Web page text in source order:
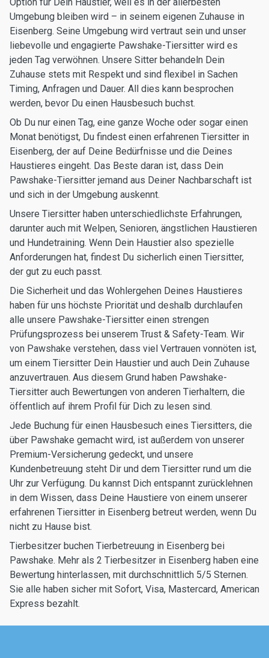
Umgebung bleiben wird – in seinem eigenen Zuhause in
Eisenberg. Seine Umgebung wird vertraut sein und unser
liebevolle und engagierte Pawshake-Tiersitter wird es
jeden Tag verwöhnen. Unsere Sitter behandeln Dein
Zuhause stets mit Respekt und sind flexibel in Sachen
Timing, Anfragen und Dauer. All dies kann besprochen
werden, bevor Du einen Hausbesuch buchst.
Ob Du nur einen Tag, eine ganze Woche oder sogar einen
Monat benötigst, Du findest einen erfahrenen Tiersitter in
Eisenberg, der auf Deine Bedürfnisse und die Deines
Haustieres eingeht. Das Beste daran ist, dass Dein
Pawshake-Tiersitter jemand aus Deiner Nachbarschaft ist
und sich in der Umgebung auskennt.
Unsere Tiersitter haben unterschiedlichste Erfahrungen,
darunter auch mit Welpen, Senioren, ängstlichen Haustieren
und Hundetraining. Wenn Dein Haustier also spezielle
Anforderungen hat, findest Du sicherlich einen Tiersitter,
der gut zu euch passt.
Die Sicherheit und das Wohlergehen Deines Haustieres
haben für uns höchste Priorität und deshalb durchlaufen
alle unsere Pawshake-Tiersitter einen strengen
Prüfungsprozess bei unserem Trust & Safety-Team. Wir
von Pawshake verstehen, dass viel Vertrauen vonnöten ist,
um einem Tiersitter Dein Haustier und auch Dein Zuhause
anzuvertrauen. Aus diesem Grund haben Pawshake-
Tiersitter auch Bewertungen von anderen Tierhaltern, die
öffentlich auf ihrem Profil für Dich zu lesen sind.
Jede Buchung für einen Hausbesuch eines Tiersitters, die
über Pawshake gemacht wird, ist außerdem von unserer
Premium-Versicherung gedeckt, und unsere
Kundenbetreuung steht Dir und dem Tiersitter rund um die
Uhr zur Verfügung. Du kannst Dich entspannt zurücklehnen
in dem Wissen, dass Deine Haustiere von einem unserer
erfahrenen Tiersitter in Eisenberg betreut werden, wenn Du
nicht zu Hause bist.
Tierbesitzer buchen Tierbetreuung in Eisenberg bei
Pawshake. Mehr als 2 Tierbesitzer in Eisenberg haben eine
Bewertung hinterlassen, mit durchschnittlich 5/5 Sternen.
Sie alle haben sicher mit Sofort, Visa, Mastercard, American
Express bezahlt.